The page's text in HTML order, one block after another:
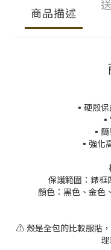
商品描述
▪️硬殼
▪️
▪️簡
▪️強化
保護範圍：錶框
顏色：黑色、金色
⚠️ 殼是全包的比較服貼